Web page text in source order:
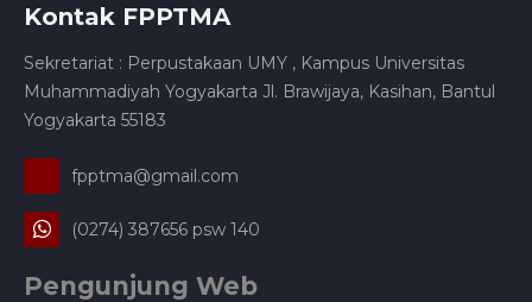
Kontak FPPTMA
Sekretariat : Perpustakaan UMY , Kampus Universitas
Muhammadiyah Yogyakarta Jl. Brawijaya, Kasihan, Bantul
Yogyakarta 55183
fpptma@gmail.com
(0274) 387656 psw 140
Pengunjung Web